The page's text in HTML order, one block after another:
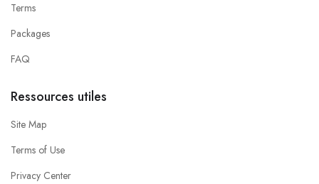
Terms
Packages
FAQ
Ressources utiles
Site Map
Terms of Use
Privacy Center